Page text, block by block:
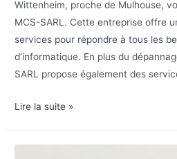
Wittenheim, proche de Mulhouse,
MCS-SARL. Cette entreprise offre
services pour répondre à tous les
d’informatique. En plus du
SARL propose également des
Réparation
Lire la suite »